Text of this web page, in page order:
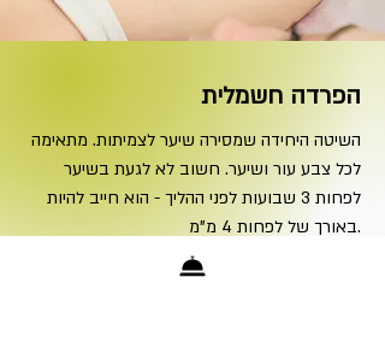
הפרדה חשמלית
השיטה היחידה שמסירה שיער לצמיתות. מתאימה
לכל צבע עור ושיער. חשוב לא לגעת בשיער
לפחות 3 שבועות לפני ההליך - הוא חייב להיות
באורך של לפחות 4 מ"מ.